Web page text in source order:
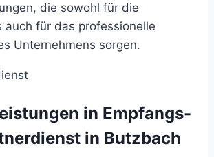
die sowohl für die
auch für das professionelle
Unternehmens sorgen.
in Empfangs-
in Butzbach